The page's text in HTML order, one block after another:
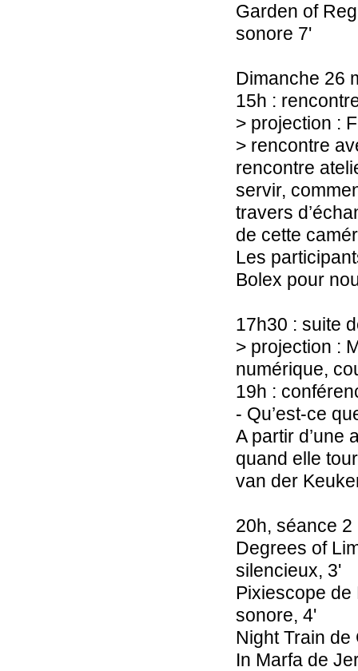
Garden of
sonore 7'
Dimanche 26
15h :
> projection :
> rencontre
rencontre
servir,
travers
de cette
Les
Bolex pour
17h30 : suite
> projection :
numérique,
19h :
- Qu’est-ce
A partir d’une
quand elle
van der
20h, séance
Degrees of
silencieux, 3'
Pixiescope de
sonore, 4'
Night Train de
In Marfa de